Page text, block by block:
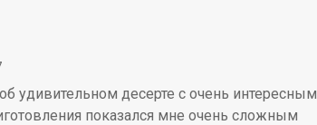
удивительном десерте с очень интересным
показался мне очень сложным